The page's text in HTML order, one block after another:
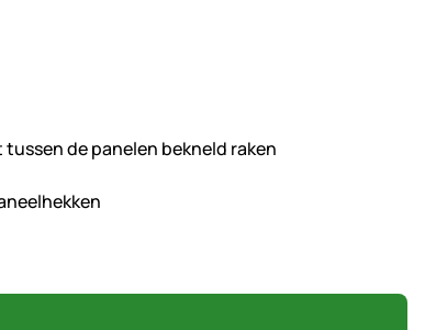
de panelen bekneld raken